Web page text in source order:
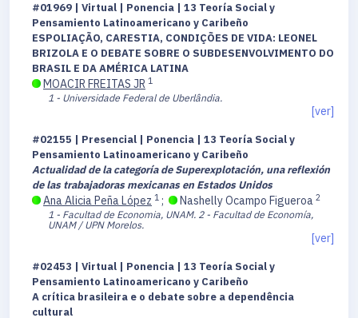
#01969 | Virtual | Ponencia | 13 Teoría Social y
Pensamiento Latinoamericano y Caribeño
ESPOLIAÇÃO, CARESTIA, CONDIÇÕES DE VIDA: LEONEL
BRIZOLA E O DEBATE SOBRE O SUBDESENVOLVIMENTO DO
BRASIL E DA AMÉRICA LATINA
MOACIR FREITAS JR 1
1 - Universidade Federal de Uberlândia.
[ver]
#02155 | Presencial | Ponencia | 13 Teoría Social y
Pensamiento Latinoamericano y Caribeño
Actualidad de la categoría de Superexplotación, una reflexión
de las trabajadoras mexicanas en Estados Unidos
Ana Alicia Peña López 1 ; Nashelly Ocampo Figueroa 2
1 - Facultad de Economia, UNAM. 2 - Facultad de Economía,
UNAM / UPN Morelos.
[ver]
#02453 | Virtual | Ponencia | 13 Teoría Social y
Pensamiento Latinoamericano y Caribeño
A crítica brasileira e o debate sobre a dependência
cultural